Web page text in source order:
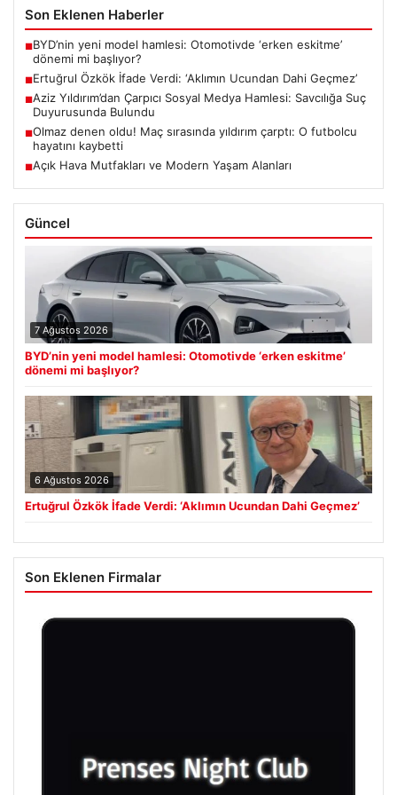
Son Eklenen Haberler
■BYD’nin yeni model hamlesi: Otomotivde ‘erken eskitme’
dönemi mi başlıyor?
■Ertuğrul Özkök İfade Verdi: ‘Aklımın Ucundan Dahi Geçmez’
■Aziz Yıldırım’dan Çarpıcı Sosyal Medya Hamlesi: Savcılığa Suç
Duyurusunda Bulundu
■Olmaz denen oldu! Maç sırasında yıldırım çarptı: O futbolcu
hayatını kaybetti
■Açık Hava Mutfakları ve Modern Yaşam Alanları
Güncel
7 Ağustos 2026
BYD’nin yeni model hamlesi: Otomotivde ‘erken eskitme’
dönemi mi başlıyor?
6 Ağustos 2026
Ertuğrul Özkök İfade Verdi: ‘Aklımın Ucundan Dahi Geçmez’
Son Eklenen Firmalar